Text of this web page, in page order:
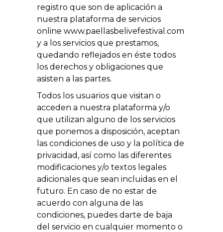
registro que son de aplicación a
nuestra plataforma de servicios
online www.paellasbelivefestival.com
y a los servicios que prestamos,
quedando reflejados en éste todos
los derechos y obligaciones que
asisten a las partes.
Todos los usuarios que visitan o
acceden a nuestra plataforma y/o
que utilizan alguno de los servicios
que ponemos a disposición, aceptan
las condiciones de uso y la política de
privacidad, así como las diferentes
modificaciones y/o textos legales
adicionales que sean incluidas en el
futuro. En caso de no estar de
acuerdo con alguna de las
condiciones, puedes darte de baja
del servicio en cualquier momento o